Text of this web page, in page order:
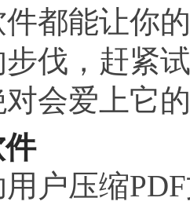
件都能让你
伐，赶紧
会爱上它
户压缩